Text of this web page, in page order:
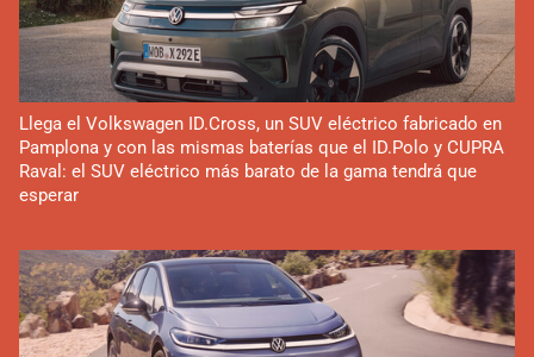
Llega el Volkswagen ID.Cross, un SUV eléctrico fabricado en
Pamplona y con las mismas baterías que el ID.Polo y CUPRA
Raval: el SUV eléctrico más barato de la gama tendrá que
esperar